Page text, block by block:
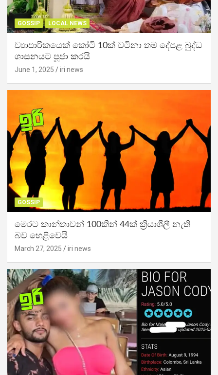
GOSSIP LOCAL NEWS
ව්‍යාපාරිකයෙක් කෝටි 10ක් වටිනා තම දේපළ බුද්ධ
ශාසනයට පූජා කරයි
June 1, 2025 iri news
GOSSIP
මෙරට කාන්තාවන් 100කින් 44ක් ක්‍රියාශීලී නැති
බව හෙළිවෙයි
March 27, 2025 iri news